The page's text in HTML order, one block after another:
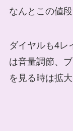
なんとこの値
ダイヤルも4レ
は音量調節、
を見る時は拡大